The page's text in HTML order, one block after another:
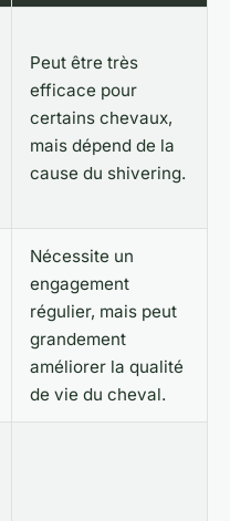
Peut être très
efficace pour
certains chevaux,
mais dépend de la
cause du shivering.
Nécessite un
engagement
régulier, mais peut
grandement
améliorer la qualité
de vie du cheval.